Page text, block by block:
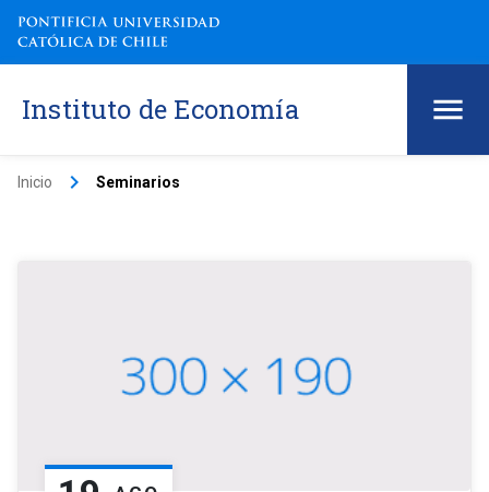
Instituto de Economía
Inicio keyboard_arrow_right Seminarios